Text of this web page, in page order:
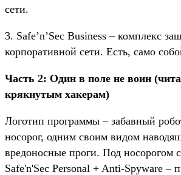
сети.
3. Safe’n’Sec Business – комплекс
корпоративной сети. Есть, само
Часть 2: Один в поле не воин
крякнутым хакерам)
Логотип программы – забавный
носорог, одним своим видом
вредоносные проги. Под носорогом
Safe'n'Sec Personal + Anti-Spyware –